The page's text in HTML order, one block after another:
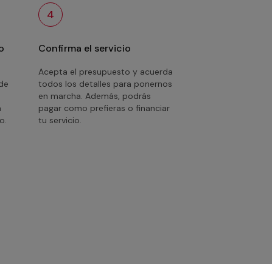
4
Confirma el servicio
Acepta el presupuesto y acuerda
todos los detalles para ponernos
en marcha. Además, podrás
pagar como prefieras o financiar
tu servicio.